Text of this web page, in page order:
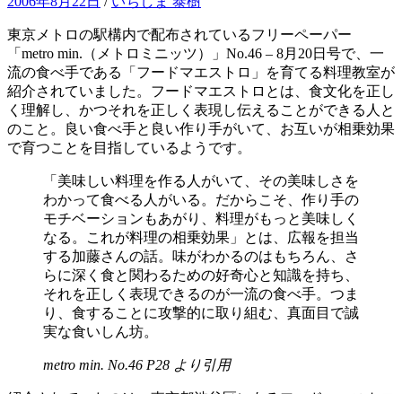
東京メトロの駅構内で配布されているフリーペーパー
「metro min.（メトロミニッツ）」No.46 – 8月20日号で、一
流の食べ手である「フードマエストロ」を育てる料理教室が
紹介されていました。フードマエストロとは、食文化を正し
く理解し、かつそれを正しく表現し伝えることができる人と
のこと。良い食べ手と良い作り手がいて、お互いが相乗効果
で育つことを目指しているようです。
「美味しい料理を作る人がいて、その美味しさを
わかって食べる人がいる。だからこそ、作り手の
モチベーションもあがり、料理がもっと美味しく
なる。これが料理の相乗効果」とは、広報を担当
する加藤さんの話。味がわかるのはもちろん、さ
らに深く食と関わるための好奇心と知識を持ち、
それを正しく表現できるのが一流の食べ手。つま
り、食することに攻撃的に取り組む、真面目で誠
実な食いしん坊。
metro min. No.46 P28 より引用